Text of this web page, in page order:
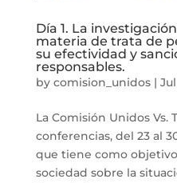
Día 1. La
materia de trata de
su efectividad y
responsables.
by comision_unidos|
La Comisión Unidos Vs.
conferencias, del 23 al
que tiene como
sociedad sobre la